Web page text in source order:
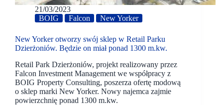
21/03/2023
BOIG
Falcon New Yorker
New Yorker otworzy swój sklep w Retail Parku
Dzierżoniów. Będzie on miał ponad 1300 m.kw.
Retail Park Dzierżoniów, projekt realizowany przez
Falcon Investment Management we współpracy z
BOIG Property Consulting, poszerza ofertę modową
o sklep marki New Yorker. Nowy najemca zajmie
powierzchnię ponad 1300 m.kw.